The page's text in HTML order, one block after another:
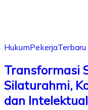
HukumPekerjaTerbaru
Transformasi
Silaturahmi,
dan